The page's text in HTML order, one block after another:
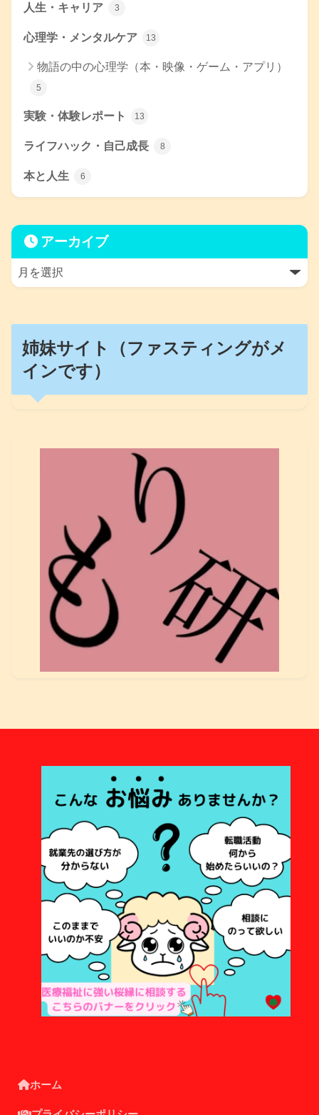
人生・キャリア 3
心理学・メンタルケア 13
物語の中の心理学（本・映像・ゲーム・アプリ）
5
実験・体験レポート 13
ライフハック・自己成長 8
本と人生 6
アーカイブ
姉妹サイト（ファスティングがメ
インです）
ホーム